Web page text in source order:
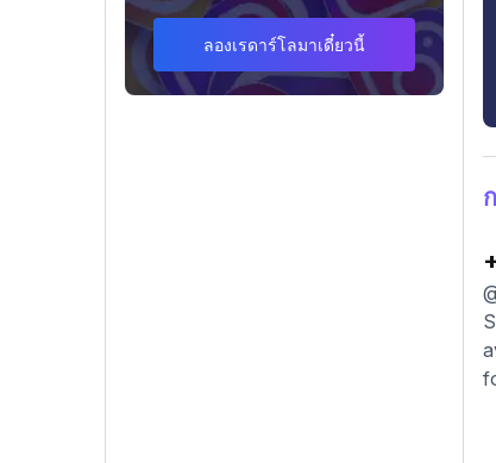
ลองเรดาร์โลมาเดี๋ยวนี้